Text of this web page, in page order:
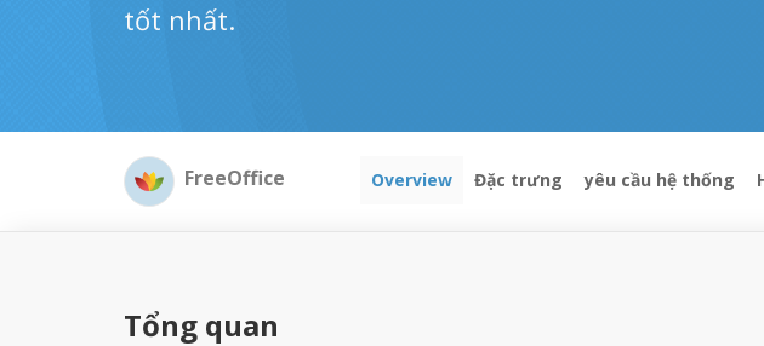
tốt nhất.
FreeOffice Overview Đặc trưng yêu cầu hệ thống
Tổng quan